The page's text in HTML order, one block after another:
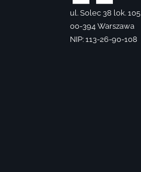
ul. Solec 38 lok. 105
00-394 Warszawa
NIP: 113-26-90-108